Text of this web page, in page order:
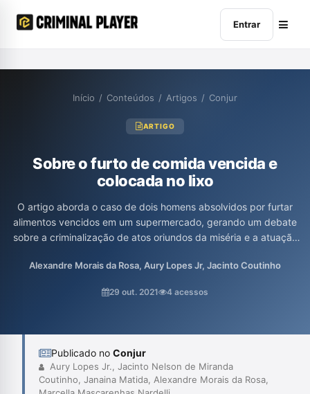
Entrar
Início / Conteúdos / Artigos / Conjur
ARTIGO
Sobre o furto de comida vencida e
colocada no lixo
O artigo aborda o caso de dois homens absolvidos por furtar
alimentos vencidos em um supermercado, gerando um debate
sobre a criminalização de atos oriundos da miséria e a atuação
Ministério Público em recorrer da decisão, destacando a falta de
mais graves permanecem sem punição. A reflexão proposta
Alexandre Morais da Rosa, Aury Lopes Jr, Jacinto Coutinho
29 out. 2021 4 acessos
Publicado no Conjur
Aury Lopes Jr., Jacinto Nelson de Miranda
Coutinho, Janaina Matida, Alexandre Morais da Rosa,